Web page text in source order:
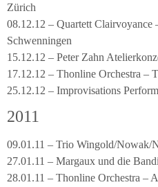
Zürich
08.12.12 – Quartett Clairvoyance
Schwenningen
15.12.12 – Peter Zahn
17.12.12 – Thonline Orchestra –
25.12.12 – Improvisations
2011
09.01.11 – Trio Wingold/Nowak/
27.01.11 – Margaux und die
28.01.11 – Thonline Orchestra –